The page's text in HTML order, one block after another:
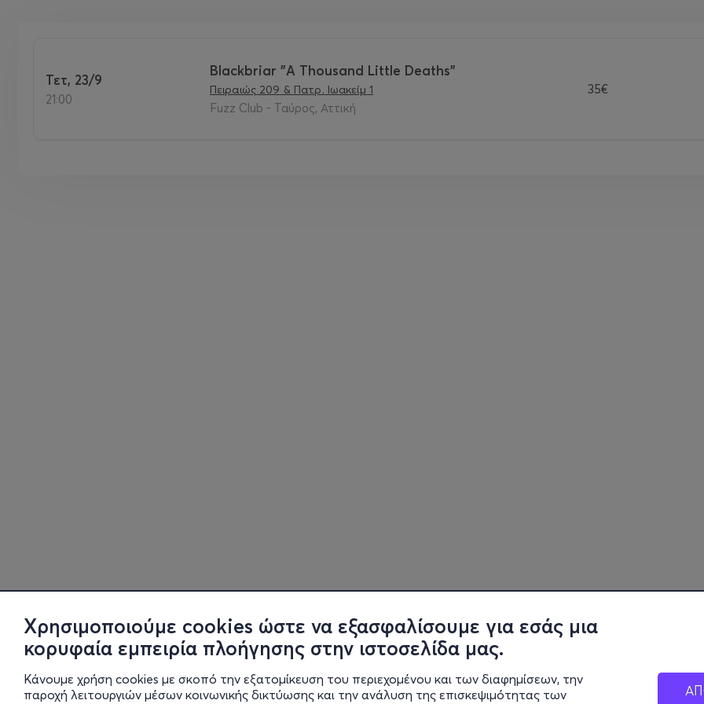
Χρησιμοποιούμε cookies ώστε να εξασφαλίσουμε για εσάς μια
κορυφαία εμπειρία πλοήγησης στην ιστοσελίδα μας.
Κάνουμε χρήση cookies με σκοπό την εξατομίκευση του περιεχομένου και των διαφημίσεων, την
παροχή λειτουργιών μέσων κοινωνικής δικτύωσης και την ανάλυση της επισκεψιμότητας των
Τετ, 23/9
21:00
Blackbriar "A Thousand Little Deaths"
Πειραιώς 209 & Πατρ. Ιωακείμ 1
Fuzz Club - Ταύρος, Αττική
35€